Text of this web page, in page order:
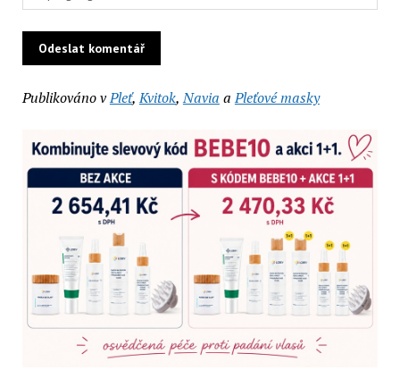
Publikováno vPleť,Kvitok,Navia aPleťové masky